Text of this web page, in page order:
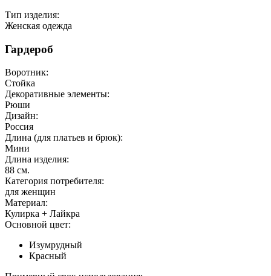
Тип изделия:
Женская одежда
Гардероб
Воротник:
Стойка
Декоративные элементы:
Рюши
Дизайн:
Россия
Длина (для платьев и брюк):
Мини
Длина изделия:
88 см.
Категория потребителя:
для женщин
Материал:
Кулирка + Лайкра
Основной цвет:
Изумрудный
Красный